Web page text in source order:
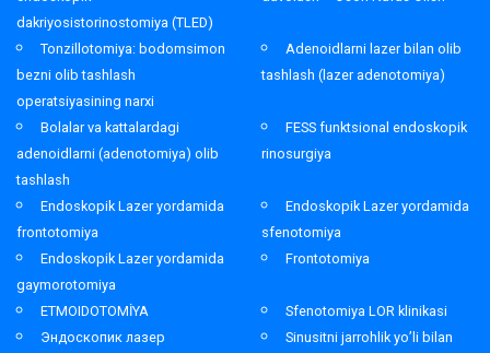
dakriyosistorinostomiya (TLED)
Tonzillotomiya: bodomsimon
bezni olib tashlash
operatsiyasining narxi
Adenoidlarni lazer bilan olib
tashlash (lazer adenotomiya)
Bolalar va kattalardagi
adenoidlarni (adenotomiya) olib
tashlash
FESS funktsional endoskopik
rinosurgiya
Endoskopik Lazer yordamida
frontotomiya
Endoskopik Lazer yordamida
sfenotomiya
Endoskopik Lazer yordamida
gaymorotomiya
Frontotomiya
ETMOIDOTOMİYA
Sfenotomiya LOR klinikasi
Эндоскопик лазер
Sinusitni jarrohlik yo’li bilan